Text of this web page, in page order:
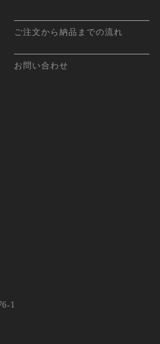
ご注文から納品までの流れ
お問い合わせ
1